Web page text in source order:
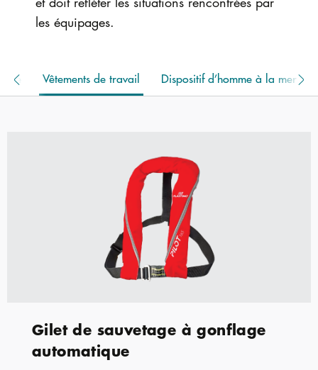
les équipages.
Vêtements de travail Dispositif d’homme à la mer
Gilet de sauvetage à gonflage
automatique